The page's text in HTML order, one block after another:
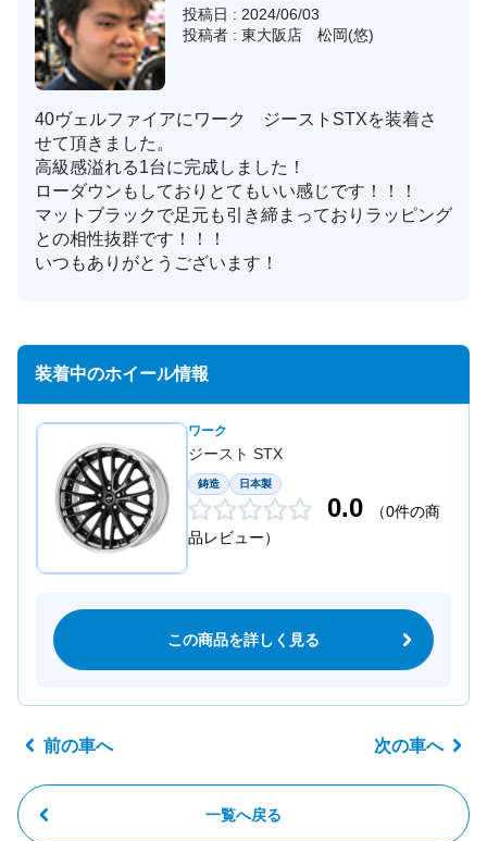
投稿日 : 2024/06/03
投稿者 : 東大阪店 松岡(悠)
40ヴェルファイアにワーク ジーストSTXを装着さ
せて頂きました。
高級感溢れる1台に完成しました！
ローダウンもしておりとてもいい感じです！！！
マットブラックで足元も引き締まっておりラッピング
との相性抜群です！！！
いつもありがとうございます！
装着中のホイール情報
ワーク
ジースト STX
鋳造 日本製
0.0
（0件の商
品レビュー）
この商品を詳しく見る
前の車へ
一覧へ戻る
次の車へ